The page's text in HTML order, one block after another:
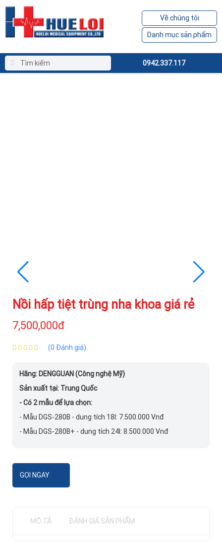
Về chúng tôi
Danh mục sản phẩm
0942.337.117
Nồi hấp tiệt trùng nha khoa giá rẻ
7,500,000đ
(0 Đánh giá)
Hãng: DENGGUAN (Công nghệ Mỹ)
Sản xuất tại: Trung Quốc
- Có 2 mẫu để lựa chọn:
- Mẫu DGS-280B - dung tích 18l: 7.500.000 Vnđ
- Mẫu DGS-280B+ - dung tích 24l: 8.500.000 Vnđ
GỌI NGAY
MÔ TẢ ĐÁNH GIÁ SẢN PHẨM